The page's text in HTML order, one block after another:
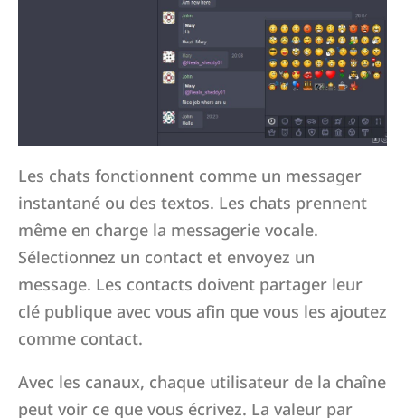
Les chats fonctionnent comme un messager
instantané ou des textos. Les chats prennent
même en charge la messagerie vocale.
Sélectionnez un contact et envoyez un
message. Les contacts doivent partager leur
clé publique avec vous afin que vous les ajoutez
comme contact.
Avec les canaux, chaque utilisateur de la chaîne
peut voir ce que vous écrivez. La valeur par